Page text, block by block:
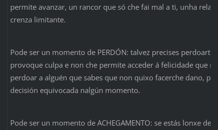
permite avanzar, un rancor que só che fai mal a ti, unha
crenza limitante.
Pode ser un momento de PERDÓN: talvez precises perdoarte
provoque culpa e non che permite acceder á felicidade que
perdoar a alguén que sabes que non quixo facerche dano,
decisión equivocada nalgún momento.
Pode ser un momento de ACHEGAMENTO: se estás lonxe de